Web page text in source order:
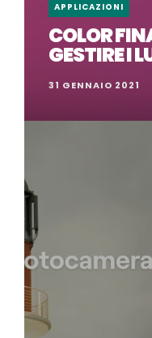
APPLICAZIONI
COLOR
GESTIRE I
31 GENNAIO 2021